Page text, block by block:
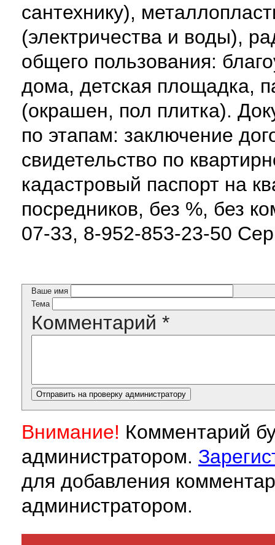
сантехнику),
(электричества и воды),
общего пользования:
дома, детская площадка,
(окрашен, пол плитка).
по этапам: заключение
свидетельство по
кадастровый паспорт на
посредников, без %, без
07-33, 8-952-853-23-50
Ваше имя
Тема
Комментарий *
Внимание! Комментарий
администратором.
для добавления
администратором.